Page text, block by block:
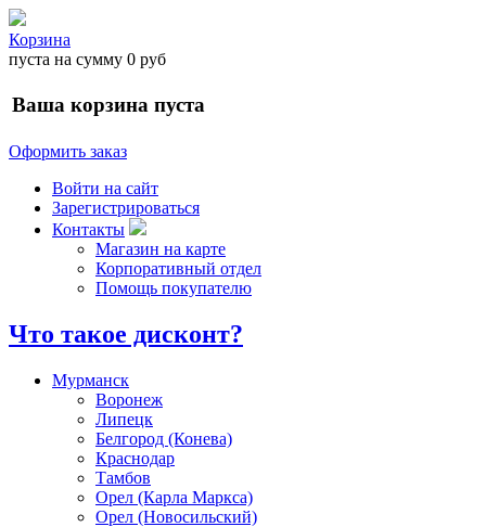
Корзина
пуста на сумму 0 руб
Ваша корзина пуста
Оформить заказ
Войти на сайт
Зарегистрироваться
Контакты
Магазин на карте
Корпоративный отдел
Помощь покупателю
Что такое дисконт?
Мурманск
Воронеж
Липецк
Белгород (Конева)
Краснодар
Тамбов
Орел (Карла Маркса)
Орел (Новосильский)